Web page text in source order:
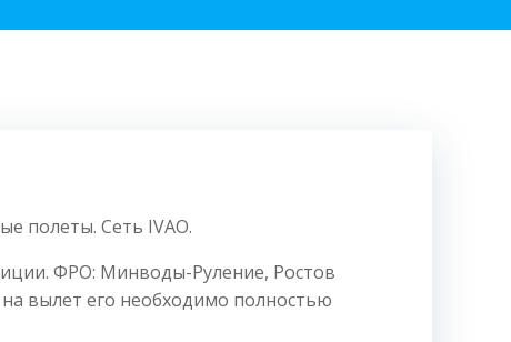
полеты. Сеть IVAO.
ФРО: Минводы-Руление, Ростов
вылет его необходимо полностью